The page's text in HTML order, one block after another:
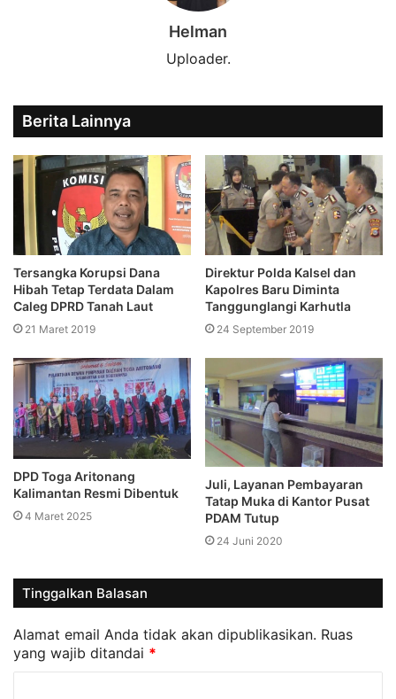
Helman
Uploader.
Berita Lainnya
Tersangka Korupsi Dana
Hibah Tetap Terdata Dalam
Caleg DPRD Tanah Laut
21 Maret 2019
Direktur Polda Kalsel dan
Kapolres Baru Diminta
Tanggunglangi Karhutla
24 September 2019
DPD Toga Aritonang
Kalimantan Resmi Dibentuk
4 Maret 2025
Juli, Layanan Pembayaran
Tatap Muka di Kantor Pusat
PDAM Tutup
24 Juni 2020
Tinggalkan Balasan
Alamat email Anda tidak akan dipublikasikan. Ruas
yang wajib ditandai *